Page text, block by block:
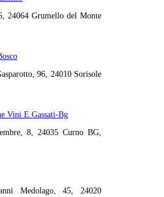
24064 Grumello del Monte
96, 24010 Sorisole
Vini E Gassati-Bg
8, 24035 Curno BG,
Medolago, 45, 24020